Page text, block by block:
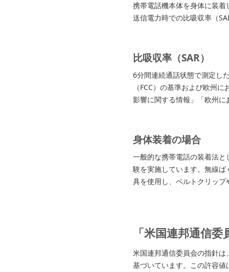
携帯電話機本体を身体に装
送信電力時での比吸収率（
比吸収率（SAR）
6分間連続通話状態で測定し
（FCC）の基準および欧州
影響に関する情報」「欧州
身体装着の場合
一般的な携帯電話の装着法
験を実施しています。無線
具を使用し、ベルトクリッ
「米国連邦通信
米国連邦通信委員会の指針
基づいています。この許容